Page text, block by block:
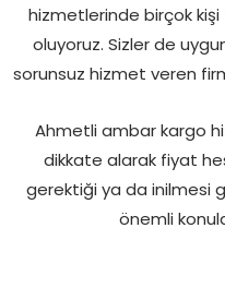
hizmetlerinde birçok
oluyoruz. Sizler de
sorunsuz hizmet veren
Ahmetli ambar kargo
dikkate alarak fiyat
gerektiği ya da inilmesi
önemli